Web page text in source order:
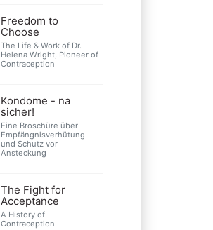
Freedom to
Choose
The Life & Work of Dr.
Helena Wright, Pioneer of
Contraception
Kondome - na
sicher!
Eine Broschüre über
Empfängnisverhütung
und Schutz vor
Ansteckung
The Fight for
Acceptance
A History of
Contraception